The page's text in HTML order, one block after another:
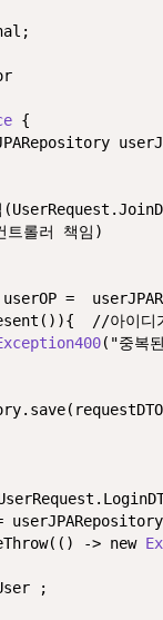
{
롤러 책임)
=
//아이디
( "중복
->
new
;